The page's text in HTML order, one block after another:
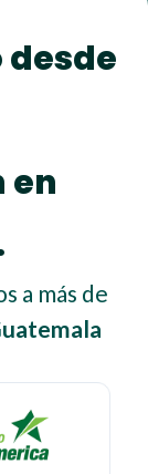
en
a más de